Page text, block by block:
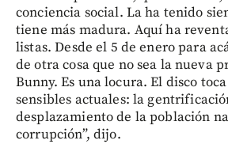
conciencia social. La ha tenido
tiene más madura. Aquí ha
listas. Desde el 5 de enero para
de otra cosa que no sea la nueva
Bunny. Es una locura. El disco
sensibles actuales: la
desplazamiento de la población
corrupción”, dijo.